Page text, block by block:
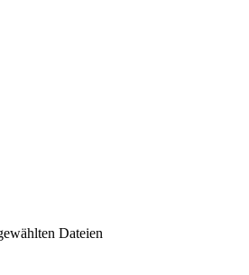
Dateien